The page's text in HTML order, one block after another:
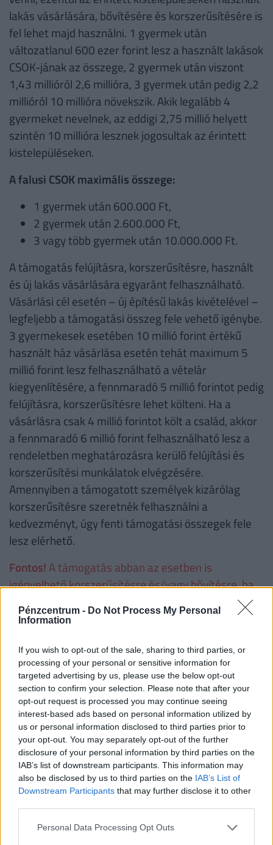
Pénzcentrum - Do Not Process My Personal
Information
If you wish to opt-out of the sale, sharing to third parties, or
processing of your personal or sensitive information for
targeted advertising by us, please use the below opt-out
section to confirm your selection. Please note that after your
opt-out request is processed you may continue seeing
interest-based ads based on personal information utilized by
us or personal information disclosed to third parties prior to
your opt-out. You may separately opt-out of the further
disclosure of your personal information by third parties on the
IAB’s list of downstream participants. This information may
also be disclosed by us to third parties on the IAB’s List of
Downstream Participants that may further disclose it to other
Personal Data Processing Opt Outs
lakás vásárlására, bővítésére és korszerűsítésére is
fel lehet majd használni. 1 gyermek után
változatlanul 600 ezer forint lesz a használt lakások
CSOK-jának az összege, 2 gyermek után viszont
1,43 millióról 2,6 millióra, 3 gyermek után pedig 2,2
millióról 10 millióra növekszik. Akik legalább 4
gyermeket nevelnek, az eddigi 2,75 millió helyett
szintén 10 millióra lesznek jogosultak az érintett
kistelepüléseken.
A falusi CSOK maximális összege:
1 gyermek után 600.000 Ft,
2 gyermek után 2.600.000 Ft,
3 vagy több gyermek után 10.000.000 Ft.
A támogatás felújításra, korszerűsítésre, használt
és új lakás vásárlására egyaránt felhasználható.
Vásárlási cél esetén – új építésű lakás kivételével –
legfeljebb a támogatási összeg fele vehető igénybe.
3 gyermekesek esetében 10 millió forint értékű
használt ház vásárlása esetén tehát maximum 5
millió forint lesz felhasználható a vételár
kiegyenlítésére, a fennmaradó 5 millió forintot pedig
felújításra, korszerűsítésre lehet költeni. Ha a
vásárlásra csak 4 millió forintot költ a család, akkor
a fennmaradó 6 millió forint felhasználható lesz a
rendeletben meghatározásra kerülő felújítási és
korszerűsítési munkálatok elvégzésére.
Amennyiben a támogatott személyek kizárólag
korszerűsítésre szeretnék felhasználni a
kedvezményt, úgy fenti támogatási összegek fele
lesz elérhető.
Fontos! A támogatás abban az esetben is
igényelhető korszerűsítésre és/vagy bővítésre, ha
CSOK-ot. Ha valaki a korszerűsítési és/vagy bővítési
otthonteremtési kedvezményt - ideértve annak a
lakás vásárlására számított összegét is − a
folyósítás napjától számított, Ptk. szerinti
késedelmi kamattal növelten köteles visszafizetni.
Családtámogatások 2019. július 1-től(millió
forint, vastag betűvel az újdonságok)
1
2
3